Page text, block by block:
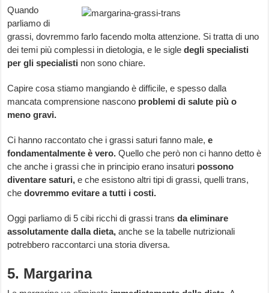
Quando
parliamo di
grassi, dovremmo farlo facendo molta attenzione. Si tratta di uno
dei temi più complessi in dietologia, e le sigledegli specialisti
per gli specialisti non sono chiare.
Capire cosa stiamo mangiando è difficile, e spesso dalla
mancata comprensione nascono problemi di salute più o
meno gravi.
Ci hanno raccontato che i grassi saturi fanno male,e
fondamentalmente è vero.Quello che però non ci hanno detto è
che anche i grassi che in principio erano insaturi possono
diventare saturi,e che esistono altri tipi di grassi, quelli trans,
chedovremmo evitare a tutti i costi.
Oggi parliamo di 5 cibi ricchi di grassi transda eliminare
assolutamente dalla dieta,anche se la tabelle nutrizionali
potrebbero raccontarci una storia diversa.
5. Margarina